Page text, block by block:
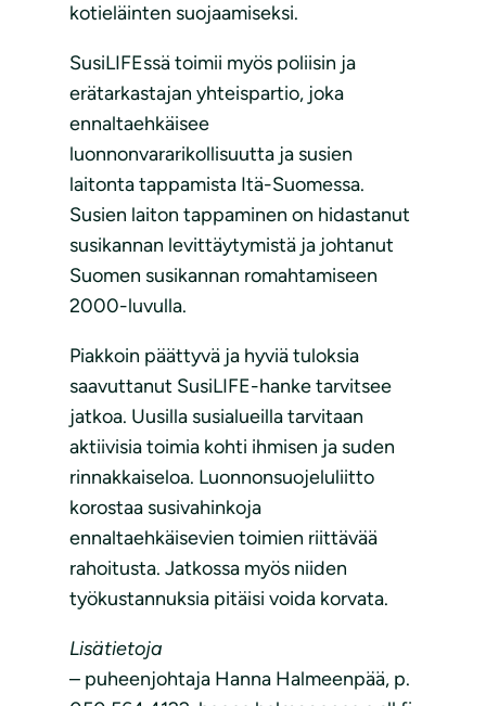
kotieläinten suojaamiseksi.
SusiLIFEssä toimii myös poliisin ja
erätarkastajan yhteispartio, joka
ennaltaehkäisee
luonnonvararikollisuutta ja susien
laitonta tappamista Itä-Suomessa.
Susien laiton tappaminen on hidastanut
susikannan levittäytymistä ja johtanut
Suomen susikannan romahtamiseen
2000-luvulla.
Piakkoin päättyvä ja hyviä tuloksia
saavuttanut SusiLIFE-hanke tarvitsee
jatkoa. Uusilla susialueilla tarvitaan
aktiivisia toimia kohti ihmisen ja suden
rinnakkaiseloa. Luonnonsuojeluliitto
korostaa susivahinkoja
ennaltaehkäisevien toimien riittävää
rahoitusta. Jatkossa myös niiden
työkustannuksia pitäisi voida korvata.
Lisätietoja
– puheenjohtaja Hanna Halmeenpää, p.